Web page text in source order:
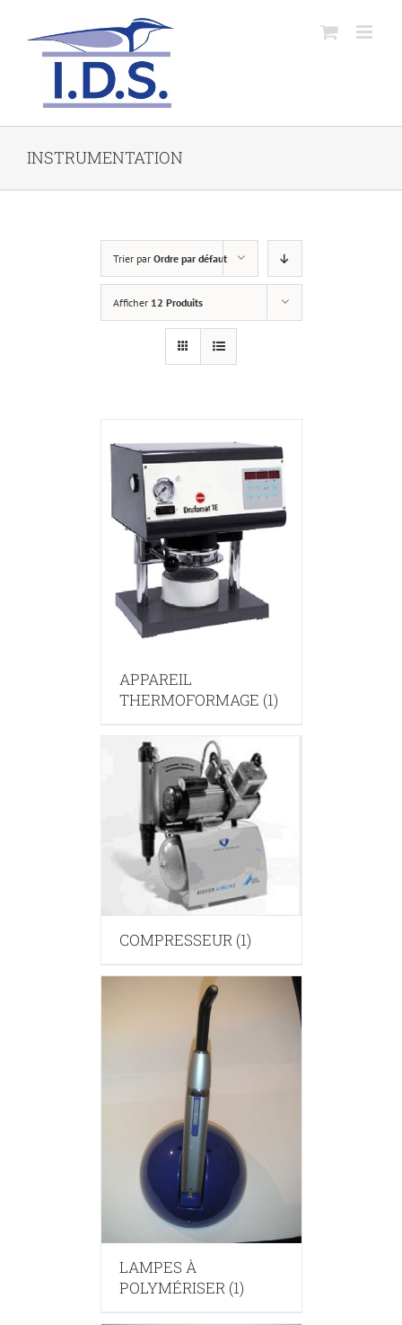
INSTRUMENTATION
Trier par Ordre par défaut
Afficher 12 Produits
APPAREIL
THERMOFORMAGE (1)
COMPRESSEUR (1)
LAMPES À
POLYMÉRISER (1)